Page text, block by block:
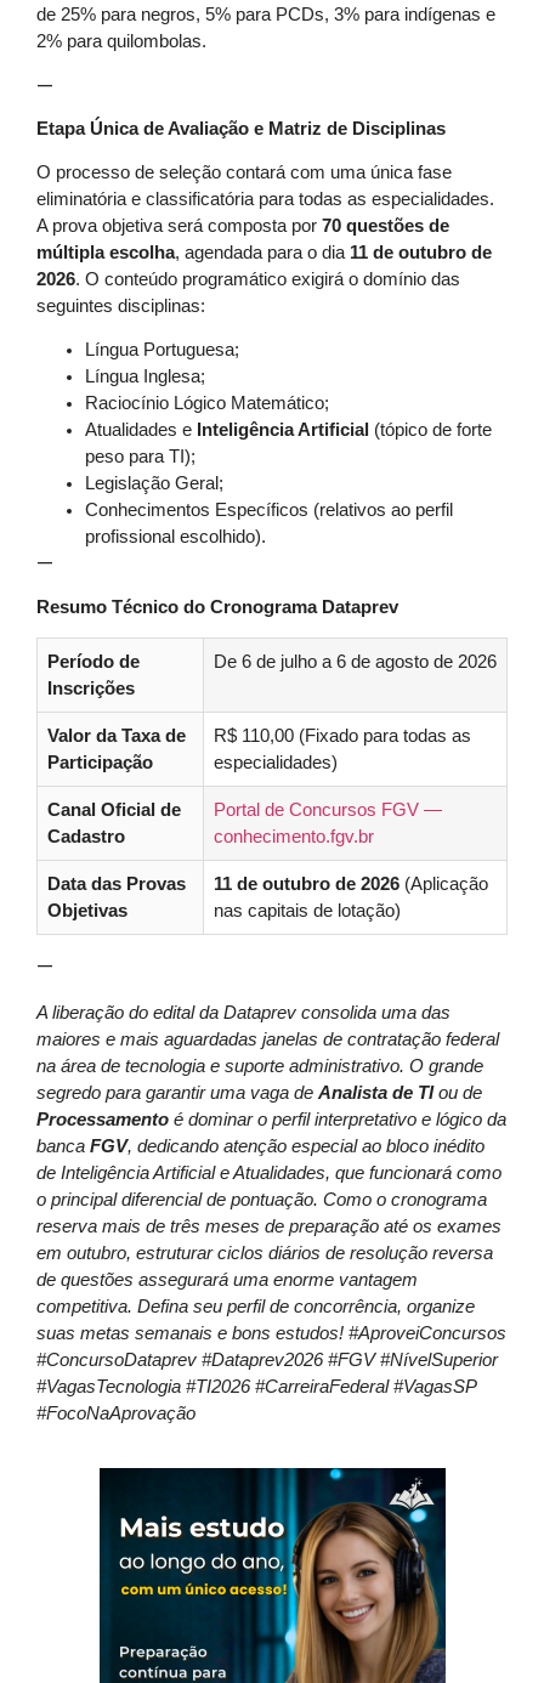
de 25% para negros, 5% para PCDs, 3% para indígenas e
2% para quilombolas.
—
Etapa Única de Avaliação e Matriz de Disciplinas
O processo de seleção contará com uma única fase
eliminatória e classificatória para todas as especialidades.
A prova objetiva será composta por 70 questões de
múltipla escolha, agendada para o dia 11 de outubro de
2026. O conteúdo programático exigirá o domínio das
seguintes disciplinas:
Língua Portuguesa;
Língua Inglesa;
Raciocínio Lógico Matemático;
Atualidades e Inteligência Artificial (tópico de forte
peso para TI);
Legislação Geral;
Conhecimentos Específicos (relativos ao perfil
profissional escolhido).
—
Resumo Técnico do Cronograma Dataprev
Período de
Inscrições
De 6 de julho a 6 de agosto de 2026
Valor da Taxa de
Participação
R$ 110,00 (Fixado para todas as
especialidades)
Canal Oficial de
Cadastro
Portal de Concursos FGV —
conhecimento.fgv.br
Data das Provas
Objetivas
11 de outubro de 2026 (Aplicação
nas capitais de lotação)
—
A liberação do edital da Dataprev consolida uma das
maiores e mais aguardadas janelas de contratação federal
na área de tecnologia e suporte administrativo. O grande
segredo para garantir uma vaga de Analista de TIou de
Processamento é dominar o perfil interpretativo e lógico da
banca FGV, dedicando atenção especial ao bloco inédito
de Inteligência Artificial e Atualidades, que funcionará como
o principal diferencial de pontuação. Como o cronograma
reserva mais de três meses de preparação até os exames
em outubro, estruturar ciclos diários de resolução reversa
de questões assegurará uma enorme vantagem
competitiva. Defina seu perfil de concorrência, organize
suas metas semanais e bons estudos! #AproveiConcursos
#ConcursoDataprev #Dataprev2026 #FGV #NívelSuperior
#VagasTecnologia #TI2026 #CarreiraFederal #VagasSP
#FocoNaAprovação